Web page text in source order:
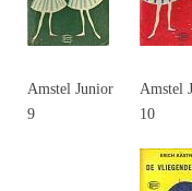
Amstel Junior
9
Amstel
10